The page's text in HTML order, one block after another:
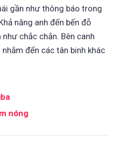
gần như thông báo trong
năng anh đến bến đỗ
chắc chắn. Bên canh
đến các tân binh khác
nóng